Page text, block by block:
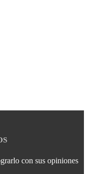
con sus opiniones